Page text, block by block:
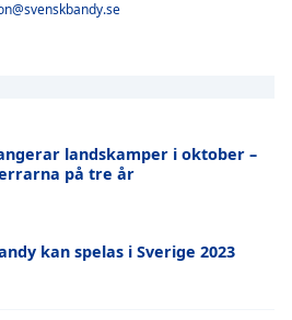
landskamper i oktober –
på tre år
kan spelas i Sverige 2023